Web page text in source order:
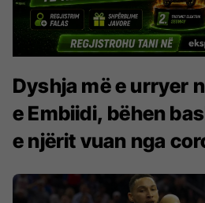
Dyshja më e urryer
e Embiidi, bëhen
e njërit vuan nga